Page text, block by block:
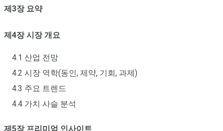
제3장 요약
제4장 시장 개요
4.1 산업 전망
4.2 시장 역학(동인, 제약, 기회, 과제)
4.3 주요 트렌드
4.4 가치 사슬 분석
제5장 프리미엄 인사이트